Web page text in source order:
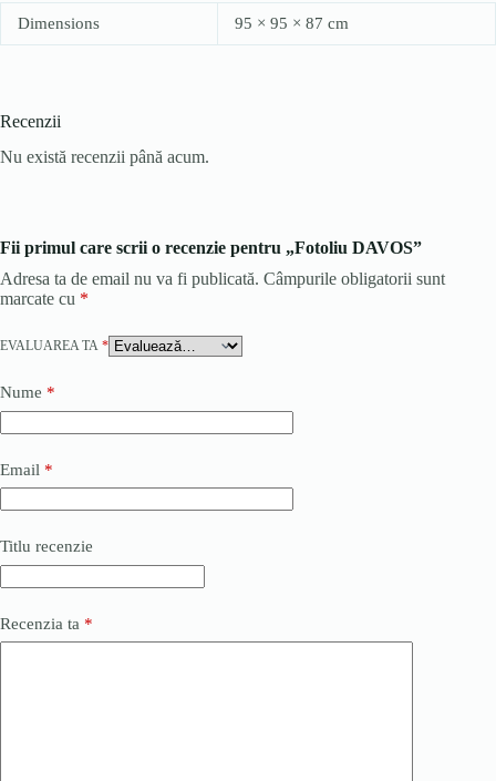
Dimensions 95 × 95 × 87 cm
Recenzii
Nu există recenzii până acum.
Fii primul care scrii o recenzie pentru „Fotoliu DAVOS”
Adresa ta de email nu va fi publicată. Câmpurile obligatorii sunt
marcate cu *
EVALUAREA TA *
Nume *
Email *
Titlu recenzie
Recenzia ta *